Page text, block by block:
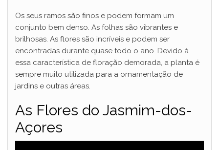
y
V
i
d
Os seus ramos são finos e podem formam um
conjunto bem denso. As folhas são vibrantes e
brilhosas. As flores são incríveis e podem ser
encontradas durante quase todo o ano. Devido à
essa característica de floração demorada, a planta é
sempre muito utilizada para a ornamentação de
jardins e outras áreas.
As Flores do Jasmim-dos-
Açores